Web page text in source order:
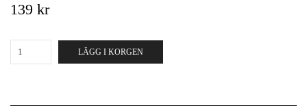
139 kr
LÄGG I KORGEN